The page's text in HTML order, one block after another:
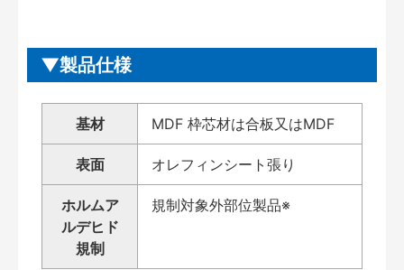
製品仕様
基材 MDF 枠芯材は合板又はMDF
表面 オレフィンシート張り
ホルムア
ルデヒド
規制
規制対象外部位製品※